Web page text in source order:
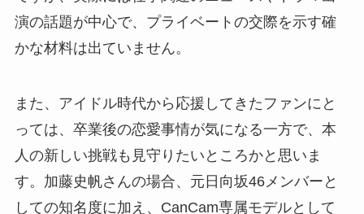
演の話題が中心で、プライベートの交際を示す確
かな材料は出ていません。
また、アイドル時代から応援してきたファンにと
っては、卒業後の恋愛事情が気になる一方で、本
人の新しい挑戦も見守りたいところかと思いま
す。加藤史帆さんの場合、元日向坂46メンバーと
しての知名度に加え、CanCam専属モデルとして